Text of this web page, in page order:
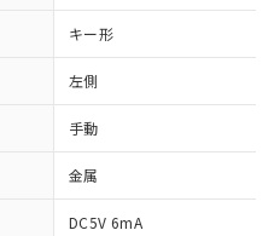
キー形
左側
手動
金属
DC5V 6mA